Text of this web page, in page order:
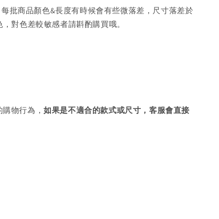
批商品顏色&長度有時候會有些微落差，尺寸落差於
對色差較敏感者請斟酌購買哦。
購物行為，如果是不適合的款式或尺寸，客服會直接